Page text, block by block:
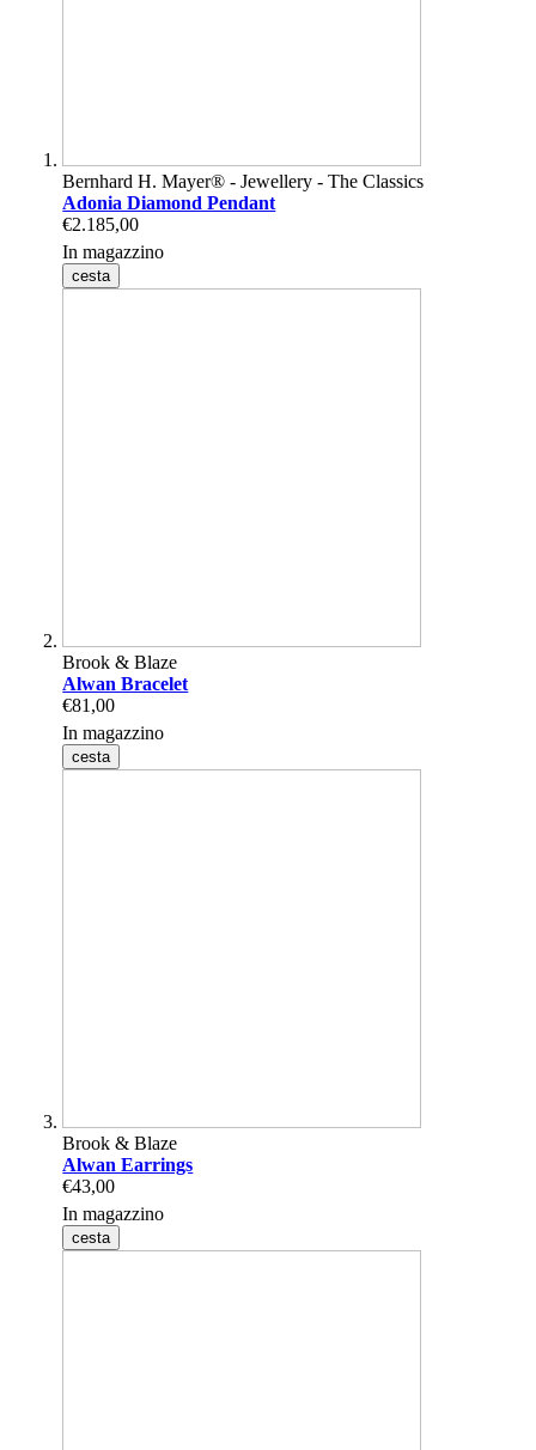
Bernhard H. Mayer® - Jewellery - The Classics
Adonia Diamond Pendant
€2.185,00
In magazzino
cesta
Brook & Blaze
Alwan Bracelet
€81,00
In magazzino
cesta
Brook & Blaze
Alwan Earrings
€43,00
In magazzino
cesta